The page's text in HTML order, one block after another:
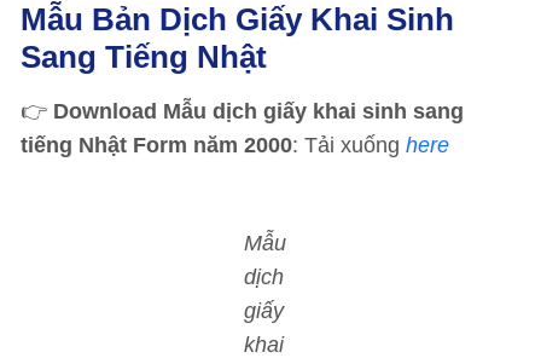
Mẫu Bản Dịch Giấy Khai Sinh
Sang Tiếng Nhật
👉 Download Mẫu dịch giấy khai sinh sang
tiếng Nhật Form năm 2000: Tải xuống here
Mẫu
dịch
giấy
khai